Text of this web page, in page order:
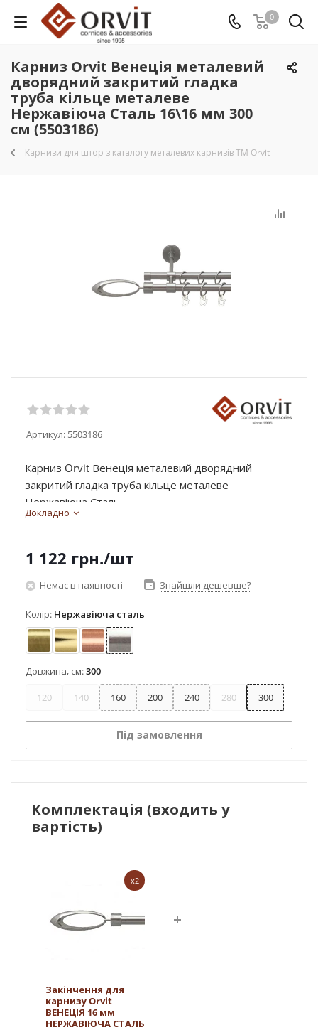
0
Карниз Orvit Венеція металевий
дворядний закритий гладка
труба кільце металеве
Нержавіюча Сталь 16\16 мм 300
см (5503186)
Карнизи для штор з каталогу металевих карнизів TM Orvit
Артикул: 5503186
Карниз Orvit Венеція металевий дворядний
закритий гладка труба кільце металеве
Нержавіюча Сталь...
Докладно
1 122 грн./шт
Немає в наявності Знайшли дешевше?
Колір: Нержавіюча сталь
АнтикЗолотоМідьНержавіюча сталь
Довжина, см:300
120 140 160 200 240 280 300
Під замовлення
Комплектація (входить у
вартість)
x2
Закінчення для
карнизу Orvit
ВЕНЕЦІЯ 16 мм
НЕРЖАВІЮЧА СТАЛЬ